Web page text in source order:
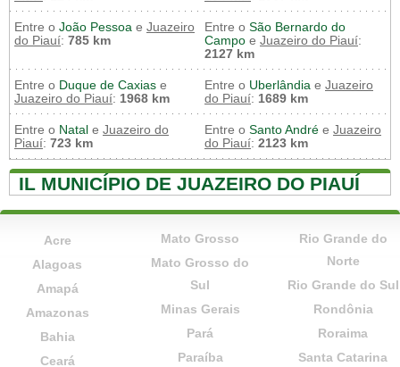
Entre o João Pessoa e Juazeiro
do Piauí: 785 km
Entre o São Bernardo do
Campo e Juazeiro do Piauí:
2127 km
Entre o Duque de Caxias e
Juazeiro do Piauí: 1968 km
Entre o Uberlândia e Juazeiro
do Piauí: 1689 km
Entre o Natal e Juazeiro do
Piauí: 723 km
Entre o Santo André e Juazeiro
do Piauí: 2123 km
IL MUNICÍPIO DE JUAZEIRO DO PIAUÍ
Acre
Alagoas
Amapá
Amazonas
Bahia
Ceará
Mato Grosso
Mato Grosso do
Sul
Minas Gerais
Pará
Paraíba
Rio Grande do
Norte
Rio Grande do Sul
Rondônia
Roraima
Santa Catarina